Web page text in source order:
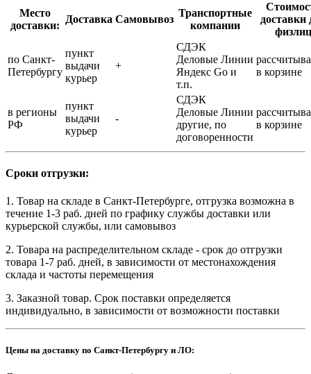
Место
доставки:
Доставка Самовывоз
Транспортные
компании
доставки
физлиц
по Санкт-
Петербургу
пункт
выдачи
курьер
+
СДЭК
Деловые Линии
Яндекс Go и
т.п.
в корзине
в регионы
РФ
пункт
выдачи
курьер
-
СДЭК
Деловые Линии
другие, по
договоренности
в корзине
Сроки отгрузки:
1. Товар на складе в Санкт-Петербурге, отгрузка возможна в
течение 1-3 раб. дней по графику службы доставки или
курьерской службы, или самовывоз
2. Товара на распределительном складе - срок до отгрузки
товара 1-7 раб. дней, в зависимости от местонахождения
склада и частоты перемещения
3. Заказной товар. Срок поставки определяется
индивидуально, в зависимости от возможности поставки
Цены на доставку по Санкт-Петербургу и ЛО: